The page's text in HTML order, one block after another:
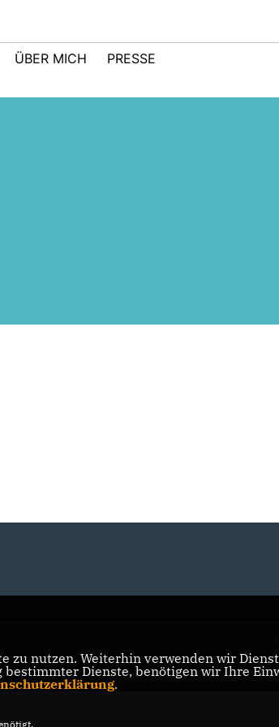
ÜBER MICH PRESSE
zu nutzen. Weiterhin verwenden wir
Dienste, benötigen wir Ihre
.